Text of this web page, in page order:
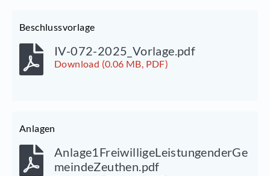
Beschlussvorlage
IV-072-2025_Vorlage.pdf
Download (0.06 MB, PDF)
Anlagen
Anlage1FreiwilligeLeistungenderGe
meindeZeuthen.pdf